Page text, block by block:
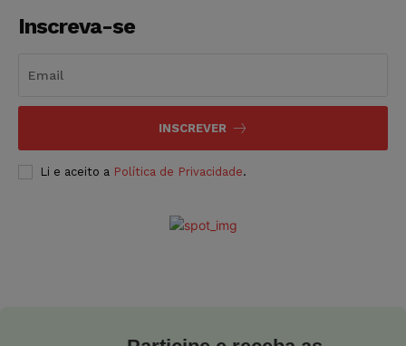
Inscreva-se
INSCREVER
Li e aceito a Política de Privacidade.